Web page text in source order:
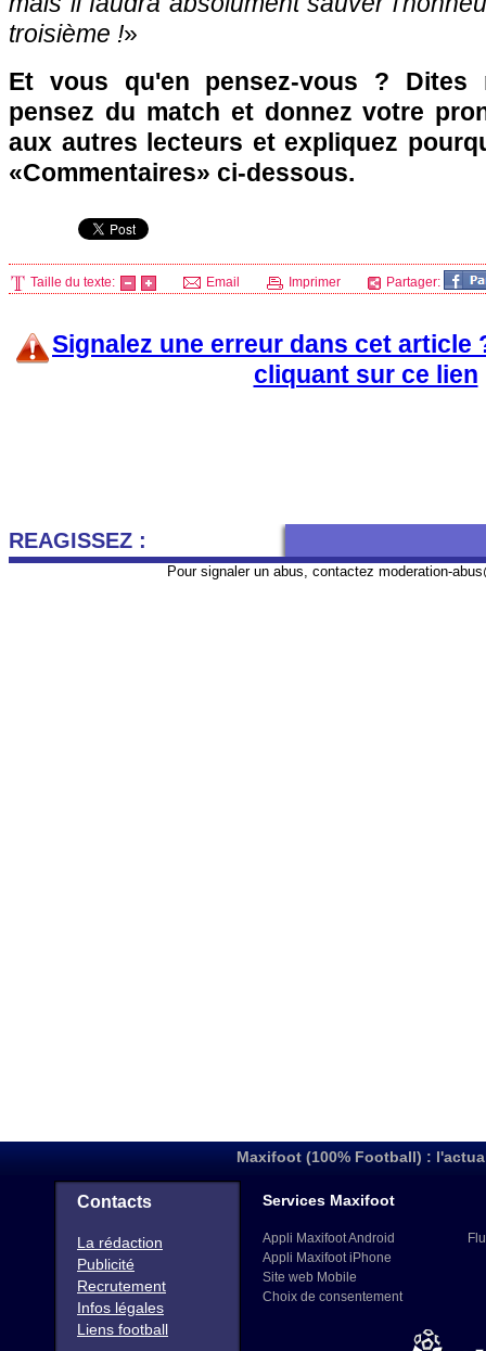
troisième !»
Et vous qu'en pensez-vous ?
pensez du match et donnez votre
aux autres lecteurs et expliquez
«Commentaires» ci-dessous.
Taille du texte: Email Imprimer Partager:
Signalez une erreur dans cet article
cliquant sur ce lien
REAGISSEZ :
Pour signaler un abus, contactez moderation-
Maxifoot (100% Football) :
Contacts
La rédaction
Publicité
Recrutement
Infos légales
Liens football
Services Maxifoot
Appli Maxifoot Android
Appli Maxifoot iPhone
Site web Mobile
Choix de consentement